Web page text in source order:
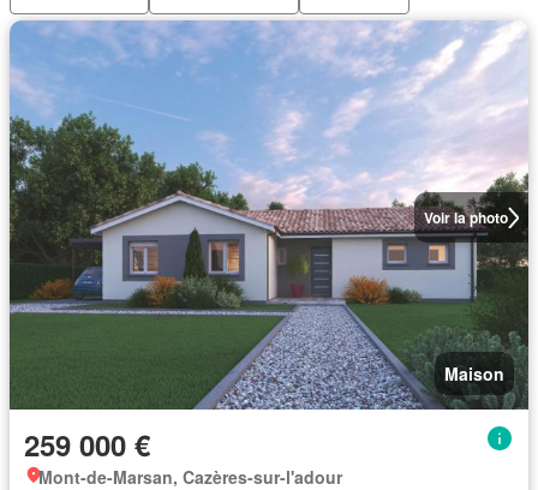
Voir la photo
Maison
259 000 €
Mont-de-Marsan, Cazères-sur-l'adour